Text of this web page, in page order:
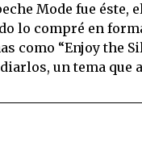
Mode fue éste,
lo compré en
“Enjoy the
un tema que